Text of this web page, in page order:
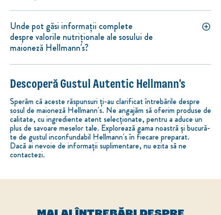
Unde pot găsi informații complete
despre valorile nutriționale ale sosului de
maioneză Hellmann's?
Descoperă Gustul Autentic Hellmann's
Sperăm că aceste răspunsuri ți-au clarificat întrebările despre
sosul de maioneză Hellmann's. Ne angajăm să oferim produse de
calitate, cu ingrediente atent selecționate, pentru a aduce un
plus de savoare meselor tale. Explorează gama noastră și bucură-
te de gustul inconfundabil Hellmann's în fiecare preparat.
Dacă ai nevoie de informații suplimentare, nu ezita să ne
contactezi.